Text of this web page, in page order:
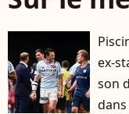
ex-
son